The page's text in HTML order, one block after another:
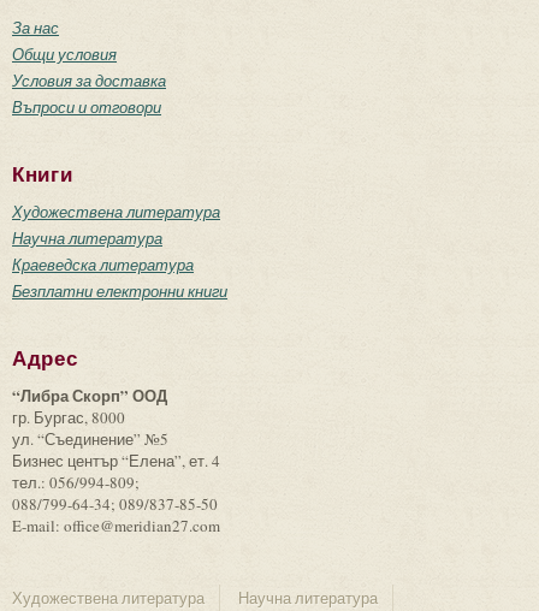
За нас
Общи условия
Условия за доставка
Въпроси и отговори
Книги
Художествена литература
Научна литература
Краеведска литература
Безплатни електронни книги
Адрес
“Либра Скорп” ООД
гр. Бургас, 8000
ул. “Съединение” №5
Бизнес център “Елена”, ет. 4
тел.: 056/994-809;
088/799-64-34; 089/837-85-50
E-mail: office@meridian27.com
Художествена литература
Научна литература